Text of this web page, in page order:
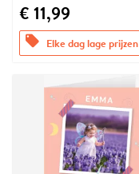
€ 11,99
offers Elke dag lage prijzen